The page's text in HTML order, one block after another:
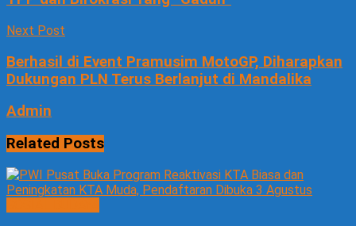
Next Post
Berhasil di Event Pramusim MotoGP, Diharapkan
Dukungan PLN Terus Berlanjut di Mandalika
Admin
Related Posts